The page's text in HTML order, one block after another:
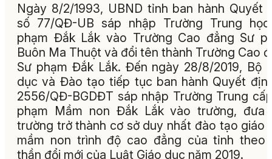
Ngày 8/2/1993, UBND tỉnh ban hành Quyết
số 77/QĐ-UB sáp nhập Trường Trung
phạm Đắk Lắk vào Trường Cao đẳng Sư
Buôn Ma Thuột và đổi tên thành Trường Cao
Sư phạm Đắk Lắk. Đến ngày 28/8/2019, Bộ
dục và Đào tạo tiếp tục ban hành Quyết
2556/QĐ-BGDĐT sáp nhập Trường Trung
phạm Mầm non Đắk Lắk vào trường, đưa
trường trở thành cơ sở duy nhất đào tạo giáo
mầm non trình độ cao đẳng của tỉnh theo
thần đổi mới của Luật Giáo dục năm 2019.